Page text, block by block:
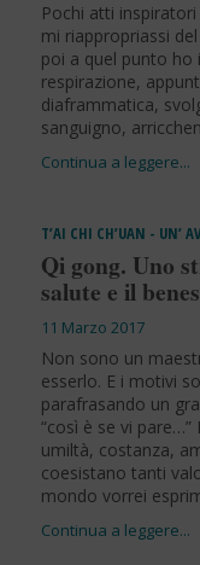
Pochi atti
mi riappropriassi
poi a quel punto ho
respirazione,
diaframmatica,
sanguigno,
T’AI CHI CH’UAN - UN’
Qi gong. Uno
salute e il
11 Marzo 2017
Non sono un
esserlo. E i motivi
parafrasando un
“così è se vi
umiltà, costanza,
coesistano tanti
mondo vorrei